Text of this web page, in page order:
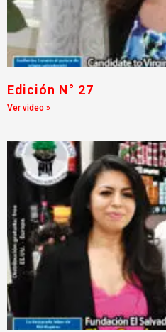
Edición N° 27
Ver video »